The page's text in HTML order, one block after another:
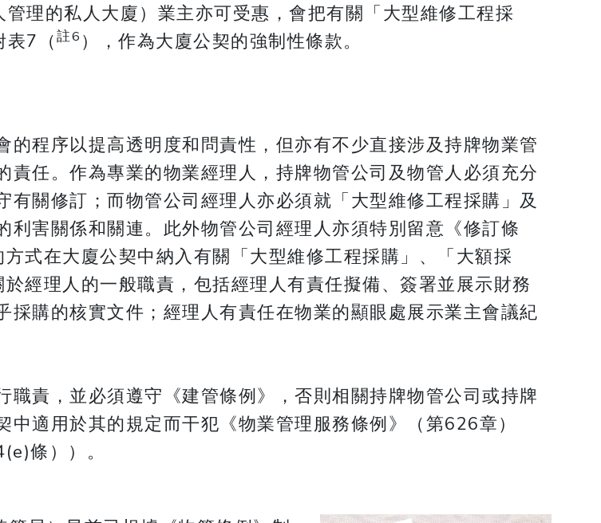
理的私人大廈）業主亦可受惠，會把有關「大型維修工程採
表7（註6 ），作為大廈公契的強制性條款。
程序以提高透明度和問責性，但亦有不少直接涉及持牌物業管
任。作為專業的物業經理人，持牌物管公司及物管人必須充分
關修訂；而物管公司經理人亦必須就「大型維修工程採購」及
利害關係和關連。此外物管公司經理人亦須特別留意《修訂條
式在大廈公契中納入有關「大型維修工程採購」、「大額採
經理人的一般職責，包括經理人有責任擬備、簽署並展示財務
購的核實文件；經理人有責任在物業的顯眼處展示業主會議紀
責，並必須遵守《建管條例》，否則相關持牌物管公司或持牌
適用於其的規定而干犯《物業管理服務條例》（第626章）
條））。